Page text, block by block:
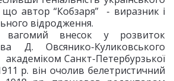
автор “Кобзаря” - виразник і
відродження.
внесок у розвиток
Д. Овсянико-Куликовського
Санкт-Петербурзької
р. він очолив белетристичний